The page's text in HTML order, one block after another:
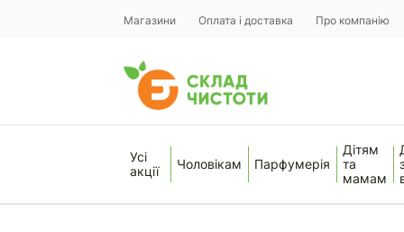
Магазини Оплата і доставка Про компанію
Усі
акції
Чоловікам Парфумерія
Дітям
та
мамам